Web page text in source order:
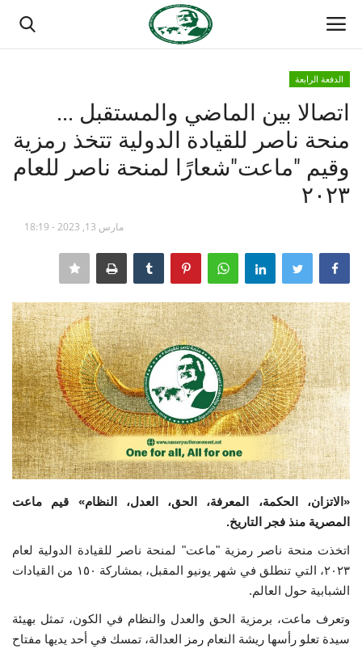
الصفحة الرئيسية
مدرسة الطليعة الوطنية
حركة ناصر الشبابية
مصر
فريق العمل
إرث جمال عبدالناصر
أخبار
شروط وأحكام منحة ناصر للقيادة الدولية
منحة ناصر للقيادة الدولية
مرجعياتنا
المواطن العالمي
الرواد
الدفعة الرابعة
اتصالا بين الماضي والمستقبل ...
منحة ناصر للقيادة الدولية تتخذ رمزية
وقيم "ماعت"شعارًا لمنحة ناصر للعام
٢٠٢٣
مارس 13, 2023 - 18:19
«الاتزان، الحكمة، المعرفة، الحق، العدل، النظام» قيم ماعت
المصرية منذ فجر التاريخ.
اتخذت منحة ناصر رمزية "ماعت" لمنحة ناصر للقيادة الدولية لعام
٢٠٢٣، التي تنطلق في شهر يونيو المقبل، بمشاركة ١٥٠ من القيادات
الشبابية حول العالم.
وتعرف ماعت، برمزية الحق والعدل والنظام في الكون، تمثل بهيئة
سيدة تعلو رأسها ريشة النعام رمز العدالة، تمسك في أحد يديها مفتاح